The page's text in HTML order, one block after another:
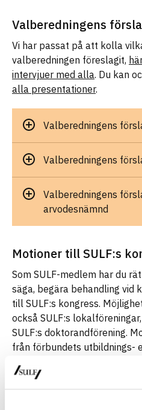
Valberedningens
Vi har passat på att kolla
valberedningen föreslagit,
intervjuer med alla. Du kan
alla presentationer.
Valberedningens
Valberedningens
Valberedningens
arvodesnämnd
Motioner till SULF:s
Som SULF-medlem har du
säga, begära behandling vid
till SULF:s kongress.
också SULF:s
SULF:s doktorandförening.
från förbundets utbildnings-
förbundsverksamhet.